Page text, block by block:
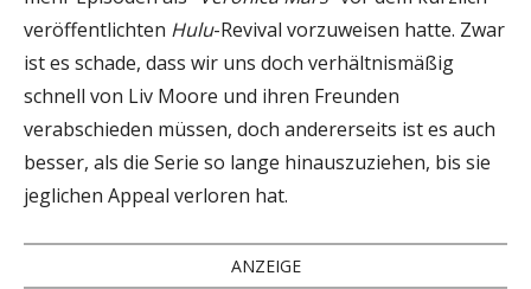
veröffentlichten Hulu-Revival vorzuweisen hatte. Zwar
ist es schade, dass wir uns doch verhältnismäßig
schnell von Liv Moore und ihren Freunden
verabschieden müssen, doch andererseits ist es auch
besser, als die Serie so lange hinauszuziehen, bis sie
jeglichen Appeal verloren hat.
ANZEIGE